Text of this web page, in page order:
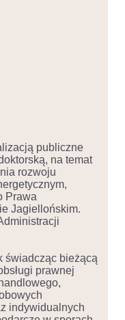
publiczne
na temat
rozwoju
Prawa
Jagiellońskim.
świadcząc bieżącą
prawnej
indywidualnych